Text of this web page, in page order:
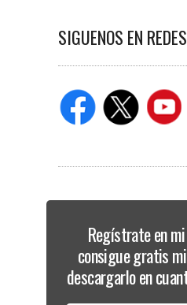
SIGUENOS EN
Regístrate en
consigue gratis
descargarlo en